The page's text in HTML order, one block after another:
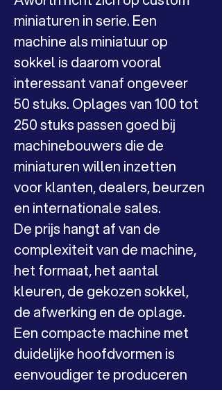
miniaturen in serie. Een
machine als miniatuur op
sokkel is daarom vooral
interessant vanaf ongeveer
50 stuks. Oplages van 100 tot
250 stuks passen goed bij
machinebouwers die de
miniaturen willen inzetten
voor klanten, dealers, beurzen
en internationale sales.
De prijs hangt af van de
complexiteit van de machine,
het formaat, het aantal
kleuren, de gekozen sokkel,
de afwerking en de oplage.
Een compacte machine met
duidelijke hoofdvormen is
eenvoudiger te produceren
dan een open constructie met